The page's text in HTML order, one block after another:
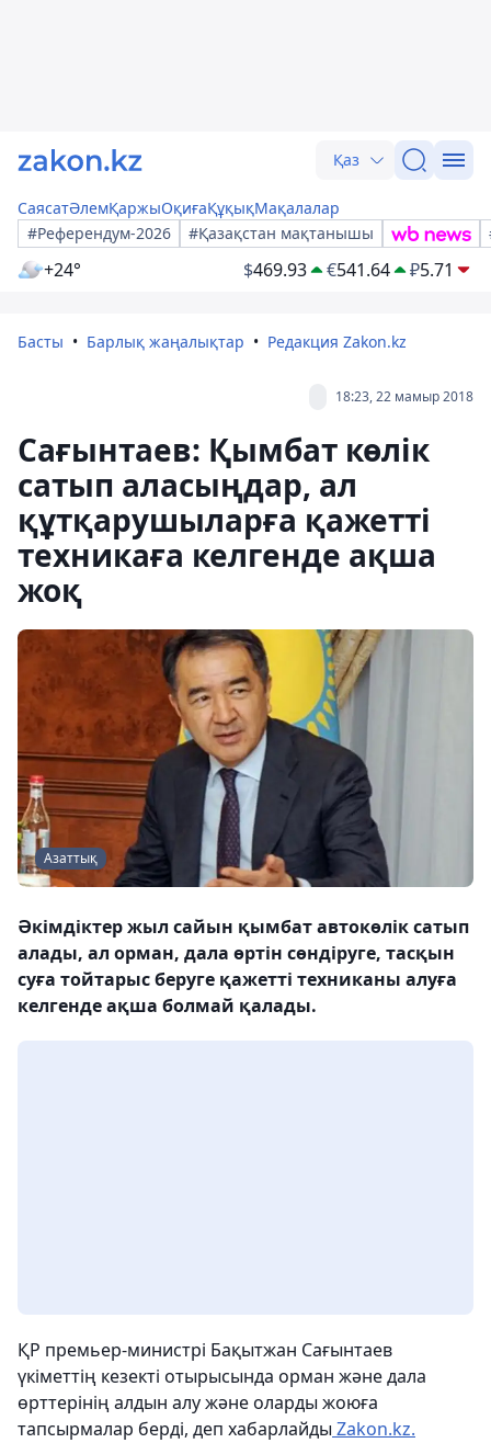
Қаз
СаясатӘлемҚаржыОқиғаҚұқықМақалалар
#Референдум-2026
#Қазақстан мақтанышы
+24° $469.93 €541.64 ₽5.71
Басты Барлық жаңалықтар Редакция Zakon.kz
18:23, 22 мамыр 2018
Сағынтаев: Қымбат көлік
сатып аласыңдар, ал
құтқарушыларға қажетті
техникаға келгенде ақша
жоқ
Азаттық
Әкімдіктер жыл сайын қымбат автокөлік сатып
алады, ал орман, дала өртін сөндіруге, тасқын
суға тойтарыс беруге қажетті техниканы алуға
келгенде ақша болмай қалады.
ҚР премьер-министрі Бақытжан Сағынтаев
үкіметтің кезекті отырысында орман және дала
өрттерінің алдын алу және оларды жоюға
тапсырмалар берді, деп хабарлайды Zakon.kz.